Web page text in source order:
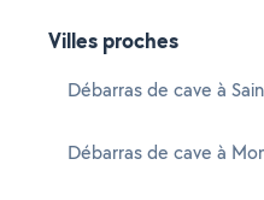
Villes proches
Débarras de cave à
Débarras de cave à